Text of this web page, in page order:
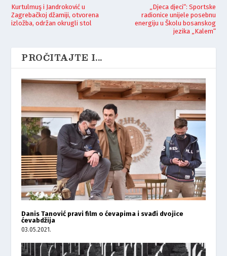
Kurtulmuş i Jandroković u
Zagrebačkoj džamiji, otvorena
izložba, održan okrugli stol
„Djeca djeci“: Sportske
radionice unijele posebnu
energiju u Školu bosanskog
jezika „Kalem“
PROČITAJTE I...
Danis Tanović pravi film o ćevapima i svađi dvojice
ćevabdžija
03.05.2021.